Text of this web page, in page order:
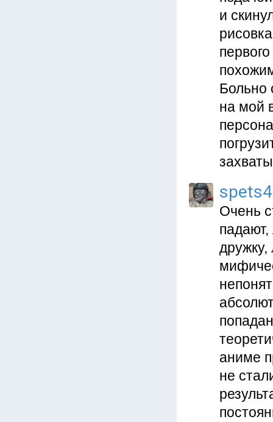
и
Больно
на мой
Очень
падают,
аниме
не